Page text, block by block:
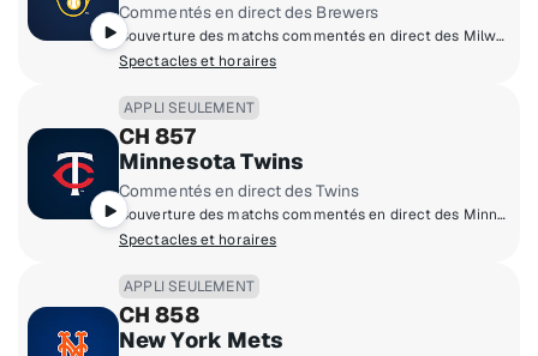
Commentés en direct des Brewers
Couverture des matchs commentés en direct des Milwaukee Brewers à domicile.
Spectacles et horaires
APPLI SEULEMENT
CH 857
Minnesota Twins
Commentés en direct des Twins
Couverture des matchs commentés en direct des Minnesota Twins à domicile.
Spectacles et horaires
APPLI SEULEMENT
CH 858
New York Mets